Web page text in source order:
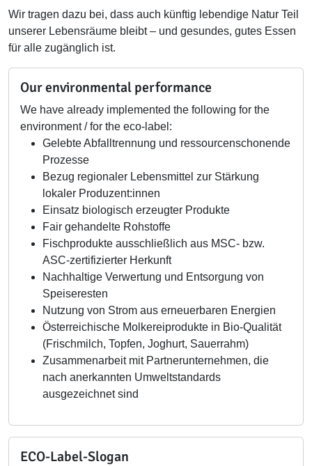
Wir tragen dazu bei, dass auch künftig lebendige Natur Teil
unserer Lebensräume bleibt – und gesundes, gutes Essen
für alle zugänglich ist.
Our environmental performance
We have already implemented the following for the
environment / for the eco-label:
Gelebte Abfalltrennung und ressourcenschonende
Prozesse
Bezug regionaler Lebensmittel zur Stärkung
lokaler Produzent:innen
Einsatz biologisch erzeugter Produkte
Fair gehandelte Rohstoffe
Fischprodukte ausschließlich aus MSC- bzw.
ASC-zertifizierter Herkunft
Nachhaltige Verwertung und Entsorgung von
Speiseresten
Nutzung von Strom aus erneuerbaren Energien
Österreichische Molkereiprodukte in Bio-Qualität
(Frischmilch, Topfen, Joghurt, Sauerrahm)
Zusammenarbeit mit Partnerunternehmen, die
nach anerkannten Umweltstandards
ausgezeichnet sind
ECO-Label-Slogan